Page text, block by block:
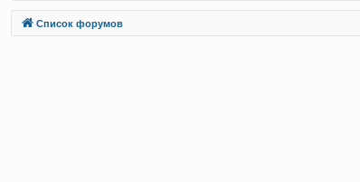
Список форумов
Связаться с